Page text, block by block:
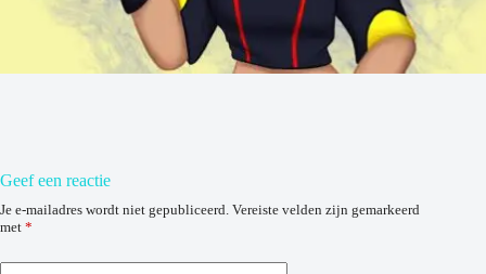
Geef een reactie
Je e-mailadres wordt niet gepubliceerd. Vereiste velden zijn gemarkeerd
met *